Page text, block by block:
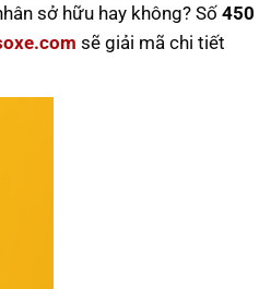
sở hữu hay không? Số450
sẽ giải mã chi tiết